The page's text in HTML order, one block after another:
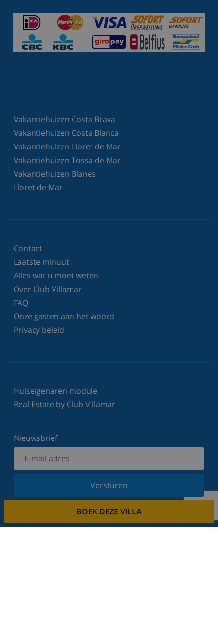
BOEK DEZE VILLA
Vakantiehuizen Costa Brava
Vakantiehuizen Costa Blanca
Vakantiehuizen Lloret de Mar
Vakantiehuizen Tossa de Mar
Vakantiehuizen Blanes
Lloret de Mar
Contact
Laatste minuut
Alles wat u moet weten
Over Club Villamar
FAQ
Onze gasten aan het woord
Privacy beleid
Huiseigenaren module
Real Estate by Club Villamar
Nieuwsbrief
Versturen
Schrijf u in voor onze nieuwsbrief en blijf op de
Wij respecteren uw privacy.